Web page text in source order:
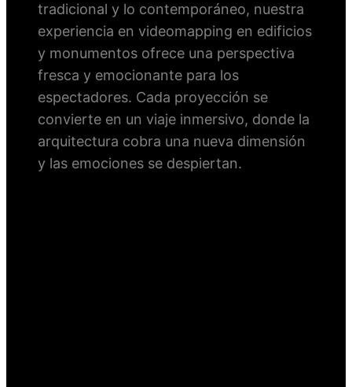
tradicional y lo contemporáneo, nuestra
experiencia en videomapping en edificios
y monumentos ofrece una perspectiva
fresca y emocionante para los
espectadores. Cada proyección se
convierte en un viaje inmersivo, donde la
arquitectura cobra una nueva dimensión
y las emociones se despiertan.